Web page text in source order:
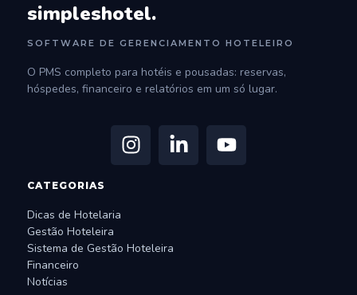
simpleshotel.
SOFTWARE DE GERENCIAMENTO HOTELEIRO
O PMS completo para hotéis e pousadas: reservas,
hóspedes, financeiro e relatórios em um só lugar.
CATEGORIAS
Dicas de Hotelaria
Gestão Hoteleira
Sistema de Gestão Hoteleira
Financeiro
Notícias